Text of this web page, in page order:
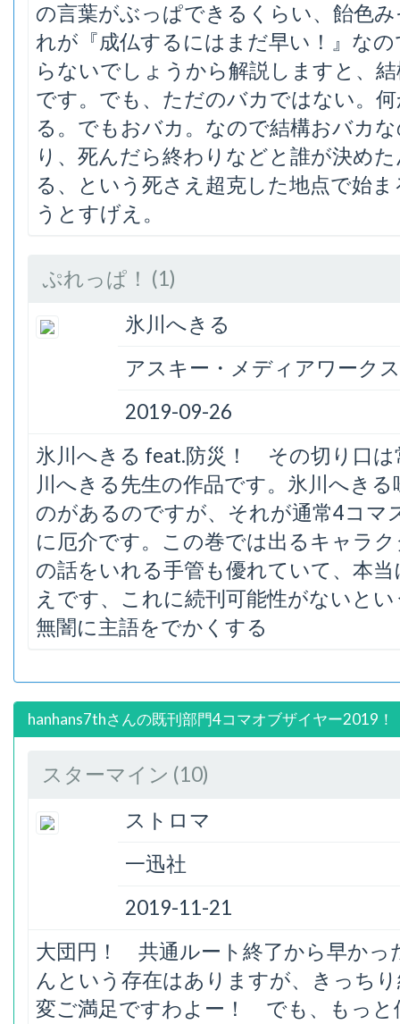
の言葉がぶっぱできるくらい、飴色
れが『成仏するにはまだ早い！』な
らないでしょうから解説しますと、
です。でも、ただのバカではない。
る。でもおバカ。なので結構おバカ
り、死んだら終わりなどと誰が決め
る、という死さえ超克した地点で始
うとすげえ。
ぷれっぱ！ (1)
氷川へきる
アスキー・メディアワークス
2019-09-26
氷川へきる feat.防災！ その切り口
川へきる先生の作品です。氷川へき
のがあるのですが、それが通常4コ
に厄介です。この巻では出るキャラ
の話をいれる手管も優れていて、本
えです、これに続刊可能性がないと
無闇に主語をでかくする
hanhans7thさんの既刊部門4コマオブザイヤー2019！
スターマイン (10)
ストロマ
一迅社
2019-11-21
大団円！ 共通ルート終了から早かっ
んという存在はありますが、きっち
変ご満足ですわよー！ でも、もっ